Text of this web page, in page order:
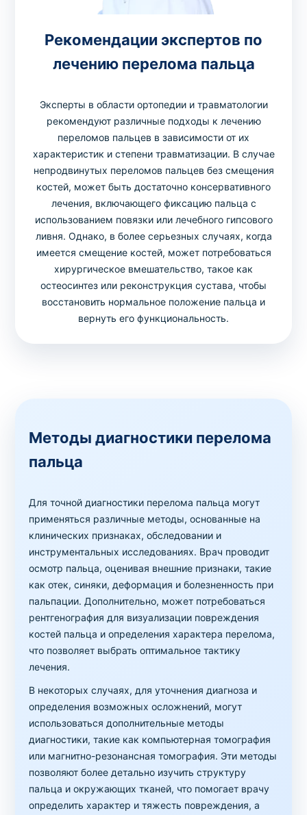
Рекомендации экспертов по
лечению перелома пальца
Эксперты в области ортопедии и травматологии
рекомендуют различные подходы к лечению
переломов пальцев в зависимости от их
характеристик и степени травматизации. В случае
непродвинутых переломов пальцев без смещения
костей, может быть достаточно консервативного
лечения, включающего фиксацию пальца с
использованием повязки или лечебного гипсового
ливня. Однако, в более серьезных случаях, когда
имеется смещение костей, может потребоваться
хирургическое вмешательство, такое как
остеосинтез или реконструкция сустава, чтобы
восстановить нормальное положение пальца и
вернуть его функциональность.
Методы диагностики перелома
пальца
Для точной диагностики перелома пальца могут
применяться различные методы, основанные на
клинических признаках, обследовании и
инструментальных исследованиях. Врач проводит
осмотр пальца, оценивая внешние признаки, такие
как отек, синяки, деформация и болезненность при
пальпации. Дополнительно, может потребоваться
рентгенография для визуализации повреждения
костей пальца и определения характера перелома,
что позволяет выбрать оптимальное тактику
лечения.
В некоторых случаях, для уточнения диагноза и
определения возможных осложнений, могут
использоваться дополнительные методы
диагностики, такие как компьютерная томография
или магнитно-резонансная томография. Эти методы
позволяют более детально изучить структуру
пальца и окружающих тканей, что помогает врачу
определить характер и тяжесть повреждения, а